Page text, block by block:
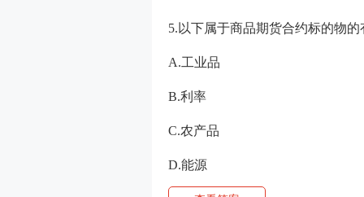
5.以下属于商品期货合约标的物的
A.工业品
B.利率
C.农产品
D.能源